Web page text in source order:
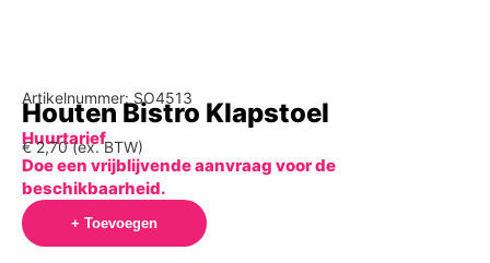
Artikelnummer: SO4513
Houten Bistro Klapstoel
Huurtarief
€2,70(ex. BTW)
Doe een vrijblijvende aanvraag voor de
beschikbaarheid.
+ Toevoegen